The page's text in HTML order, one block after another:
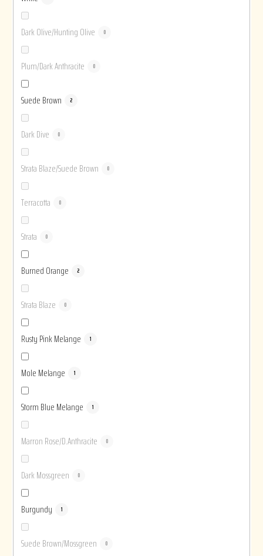
Dark Olive/Hunting Olive 0
Plum/Dark Anthracite 0
Suede Brown 2
Dark Dive 0
Strata Blaze/Suede Brown 0
Terracotta 0
Strata 0
Burned Orange 2
Strata Blaze 0
Rusty Pink Melange 1
Mole Melange 1
Storm Blue Melange 1
Marron Rose/D.Anthracite 0
Dark Mossgreen 0
Burgundy 1
Suede Brown/Mossgreen 0